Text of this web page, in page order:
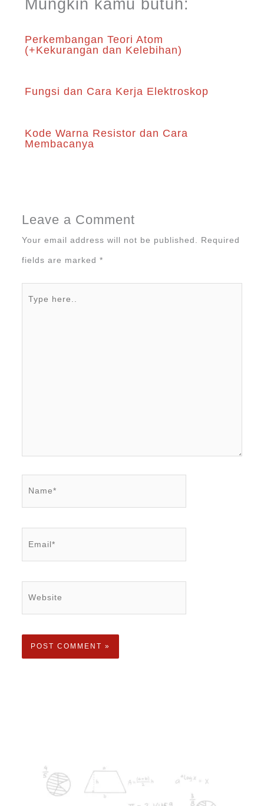
Mungkin kamu butuh:
Perkembangan Teori Atom
(+Kekurangan dan Kelebihan)
Fungsi dan Cara Kerja Elektroskop
Kode Warna Resistor dan Cara
Membacanya
Leave a Comment
Your email address will not be published. Required
fields are marked *